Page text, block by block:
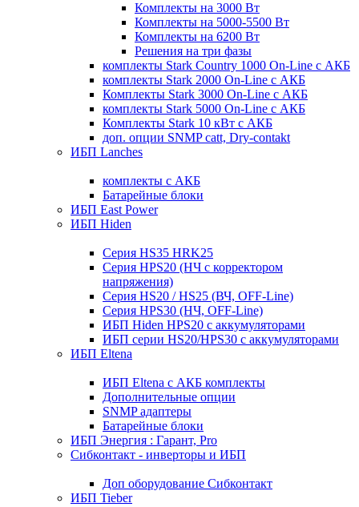
Комплекты на 3000 Вт
Комплекты на 5000-5500 Вт
Комплекты на 6200 Вт
Решения на три фазы
комплекты Stark Country 1000 On-Line с АКБ
комплекты Stark 2000 On-Line с АКБ
Комплекты Stark 3000 On-Line с АКБ
комплекты Stark 5000 On-Line с АКБ
Комплекты Stark 10 кВт с АКБ
доп. опции SNMP catt, Dry-contakt
ИБП Lanches
комплекты с АКБ
Батарейные блоки
ИБП East Power
ИБП Hiden
Серия HS35 HRK25
Серия HPS20 (НЧ с корректором
напряжения)
Серия HS20 / HS25 (ВЧ, OFF-Line)
Серия HPS30 (НЧ, OFF-Line)
ИБП Hiden HPS20 с аккумуляторами
ИБП серии HS20/HPS30 с аккумуляторами
ИБП Eltena
ИБП Eltena с АКБ комплекты
Дополнительные опции
SNMP адаптеры
Батарейные блоки
ИБП Энергия : Гарант, Pro
Сибконтакт - инверторы и ИБП
Доп оборудование Сибконтакт
ИБП Tieber